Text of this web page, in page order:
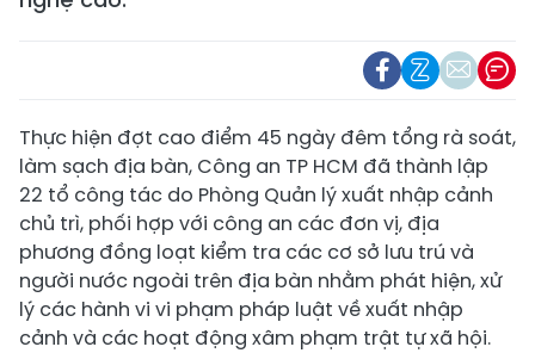
Thực hiện đợt cao điểm 45 ngày đêm tổng rà soát,
làm sạch địa bàn, Công an TP HCM đã thành lập
22 tổ công tác do Phòng Quản lý xuất nhập cảnh
chủ trì, phối hợp với công an các đơn vị, địa
phương đồng loạt kiểm tra các cơ sở lưu trú và
người nước ngoài trên địa bàn nhằm phát hiện, xử
lý các hành vi vi phạm pháp luật về xuất nhập
cảnh và các hoạt động xâm phạm trật tự xã hội.